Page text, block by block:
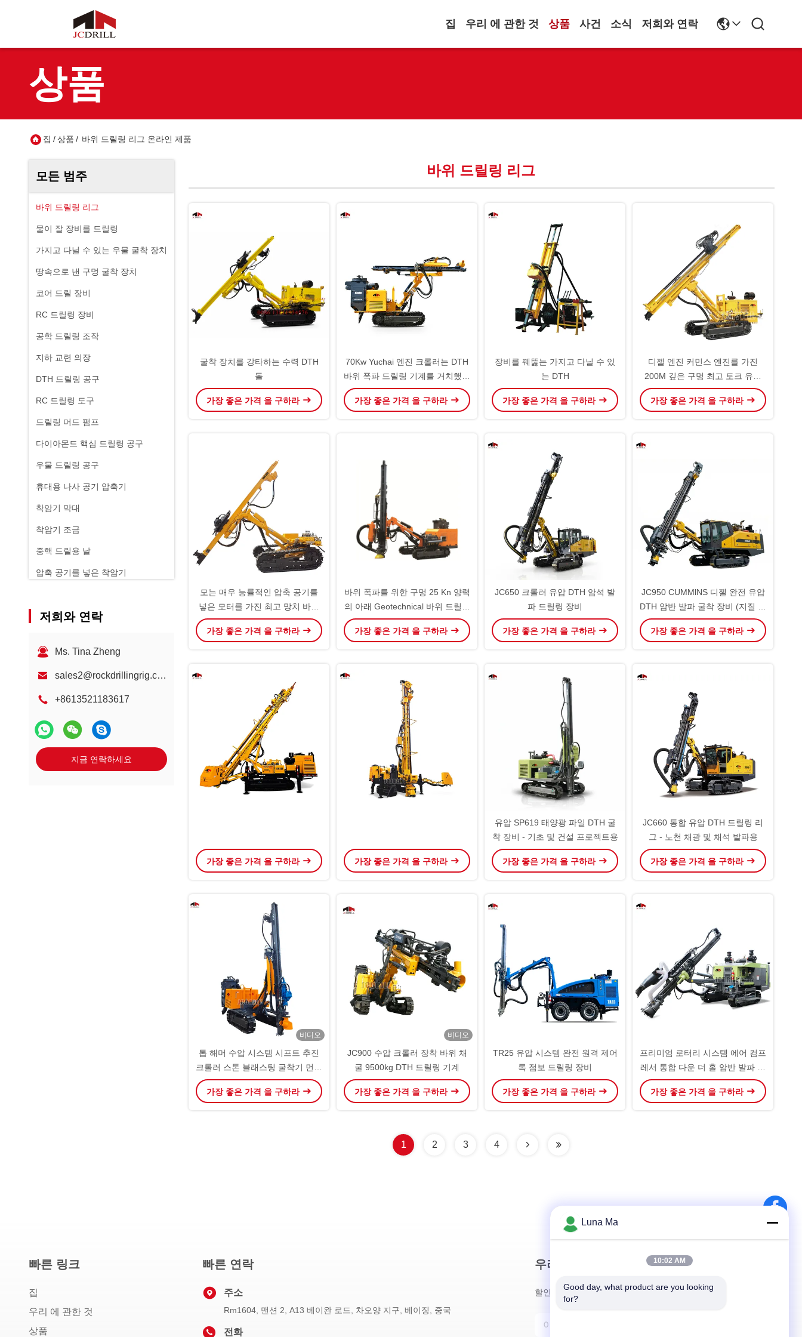
집 우리 에 관한 것 상품 사건 소식 저희와 연락
상품
집 /상품 / 바위 드릴링 리그 온라인 제품
모든 범주
바위 드릴링 리그
물이 잘 장비를 드릴링
가지고 다닐 수 있는 우물 굴착 장치
땅속으로 낸 구멍 굴착 장치
코어 드릴 장비
RC 드릴링 장비
공학 드릴링 조작
지하 교련 의장
DTH 드릴링 공구
RC 드릴링 도구
드릴링 머드 펌프
다이아몬드 핵심 드릴링 공구
우물 드릴링 공구
휴대용 나사 공기 압축기
착암기 막대
착암기 조금
중핵 드릴용 날
압축 공기를 넣은 착암기
저희와 연락
Ms. Tina Zheng
sales2@rockdrillingrig.com
+8613521183617
지금 연락하세요
바위 드릴링 리그
굴착 장치를 강타하는 수력 DTH
돌
가장 좋은 가격 을 구하라
70Kw Yuchai 엔진 크롤러는 DTH
바위 폭파 드릴링 기계를 거치했습
니다
가장 좋은 가격 을 구하라
장비를 꿰뚫는 가지고 다닐 수 있
는 DTH
가장 좋은 가격 을 구하라
디젤 엔진 커민스 엔진를 가진
200M 깊은 구멍 최고 토크 유압
DTH 드릴링 리그
가장 좋은 가격 을 구하라
모는 매우 능률적인 압축 공기를
넣은 모터를 가진 최고 망치 바위
드릴링 리그
가장 좋은 가격 을 구하라
바위 폭파를 위한 구멍 25 Kn 양력
의 아래 Geotechnical 바위 드릴링
리그
가장 좋은 가격 을 구하라
JC650 크롤러 유압 DTH 암석 발
파 드릴링 장비
가장 좋은 가격 을 구하라
JC950 CUMMlNS 디젤 완전 유압
DTH 암반 발파 굴착 장비 (지질 및
광물 탐사)
가장 좋은 가격 을 구하라
가장 좋은 가격 을 구하라 가장 좋은 가격 을 구하라
유압 SP619 태양광 파일 DTH 굴
착 장비 - 기초 및 건설 프로젝트용
가장 좋은 가격 을 구하라
JC660 통합 유압 DTH 드릴링 리
그 - 노천 채광 및 채석 발파용
가장 좋은 가격 을 구하라
비디오
톱 해머 수압 시스템 시프트 추진
크롤러 스톤 블래스팅 굴착기 먼지
수집기
가장 좋은 가격 을 구하라
비디오
JC900 수압 크롤러 장착 바위 채
굴 9500kg DTH 드릴링 기계
가장 좋은 가격 을 구하라
TR25 유압 시스템 완전 원격 제어
록 점보 드릴링 장비
가장 좋은 가격 을 구하라
프리미엄 로터리 시스템 에어 컴프
레서 통합 다운 더 홀 암반 발파 홀
지상 드릴링 리그 (집진기 포함)
가장 좋은 가격 을 구하라
1 2 3 4
빠른 링크
집
우리 에 관한 것
상품
빠른 연락
주소
Rm1604, 맨션 2, A13 베이완 로드, 차오양 지구, 베이징, 중국
전화
우리 뉴스레터
할인 및 더 많은 정보를 얻기 위해 뉴스레터에 가입하십시오.
Luna Ma
10:02 AM
Good day, what product are you looking
for?